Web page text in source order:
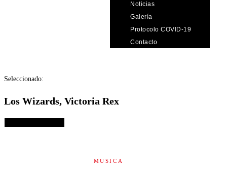
Noticias
Galería
Protocolo COVID-19
Contacto
Seleccionado:
Los Wizards, Victoria Rex
MUSICA